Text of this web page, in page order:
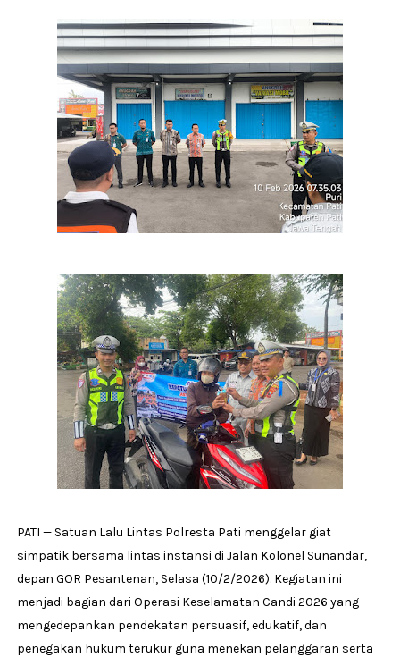
PATI — Satuan Lalu Lintas Polresta Pati menggelar giat
simpatik bersama lintas instansi di Jalan Kolonel Sunandar,
depan GOR Pesantenan, Selasa (10/2/2026). Kegiatan ini
menjadi bagian dari Operasi Keselamatan Candi 2026 yang
mengedepankan pendekatan persuasif, edukatif, dan
penegakan hukum terukur guna menekan pelanggaran serta